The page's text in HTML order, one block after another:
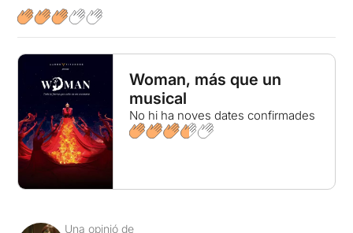
Woman, más que un
musical
No hi ha noves dates confirmades
Una opinió de